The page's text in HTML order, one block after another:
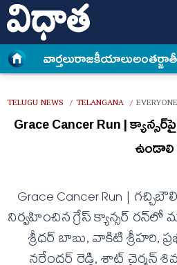
వార్త‌లురాజకీయాలు
TELUGU NEWS / TELANGANA /
Grace Cancer Run |
ఉండాలి
Grace Cancer Run |
నిర్వహించిన గ్రేస్ క్యాన్సర్ రన్‌లో
శ్రీధర్ బాబు, వాకిటి శ్రీహరి,